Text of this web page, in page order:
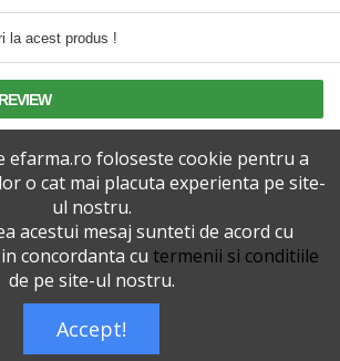
la acest produs !
efarma.ro foloseste cookie pentru a
o cat mai placuta experienta pe site-
ul nostru.
acestui mesaj sunteti de acord cu
concordanta cu termenii si conditiile
de pe site-ul nostru.
Accept!